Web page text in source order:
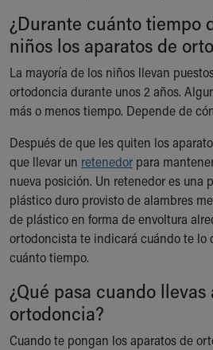
Health Info
Health Information
Healthy Info, Healthy Kids
Inside Children's Blog
KidsHealth Topics
Educational Resources
Injury Prevention
Medical Records
Symptom Checker
Skip to main content
¿Durante cuánto tiempo
niños los aparatos de
La mayoría de los niños llevan
ortodoncia durante unos 2 años.
más o menos tiempo. Depende de
Después de que les quiten los
que llevar un retenedor para
nueva posición. Un retenedor es una
plástico duro provisto de alambres
de plástico en forma de envoltura
ortodoncista te indicará cuándo te lo
cuánto tiempo.
¿Qué pasa cuando llevas
ortodoncia?
Cuando te pongan los aparatos de